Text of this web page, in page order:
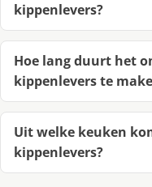
kippenlevers?
Hoe lang duurt het
kippenlevers te
Uit welke keuken
kippenlevers?